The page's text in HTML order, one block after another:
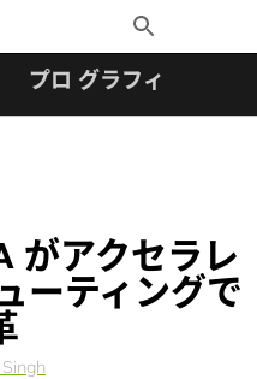
Toggle
Search
プロ グラフィックス
がアクセラレ
ーティングで